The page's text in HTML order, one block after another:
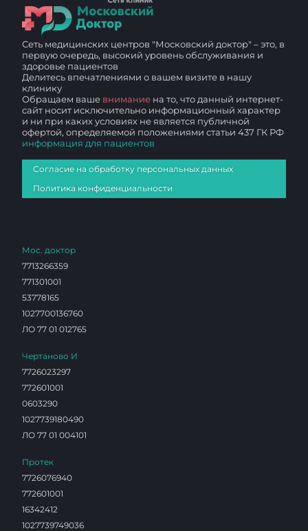
Сеть медицинских центров "Московский доктор" – это, в
первую очередь, высокий уровень обслуживания и
здоровье пациентов
Делитесь впечатлениями о вашем визите в нашу
клинику
Обращаем ваше внимание на то, что данный интернет-
сайт носит исключительно информационный характер
и ни при каких условиях не является публичной
офертой, определяемой положениями статьи 437 ГК РФ
информация для пациентов
Согласие на обработку персональных данных
Политика конфиденциальности
Мос. доктор
7713266359
771301001
53778165
1027700136760
ЛО 77 01 012765
Чертаново И
7726023297
772601001
0603290
1027739180490
ЛО 77 01 004101
Протек
7726076940
772601001
16342412
1027739749036